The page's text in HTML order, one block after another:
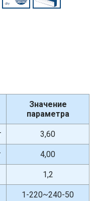
Значение
параметра
3,60
4,00
1,2
1-220~240-50